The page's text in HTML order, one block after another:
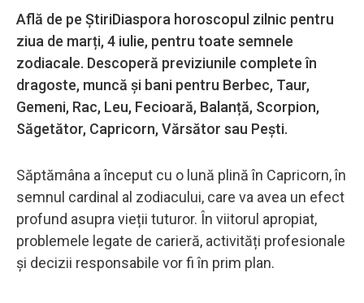
Află de pe ȘtiriDiaspora horoscopul zilnic pentru
ziua de marți, 4 iulie, pentru toate semnele
zodiacale. Descoperă previziunile complete în
dragoste, muncă și bani pentru Berbec, Taur,
Gemeni, Rac, Leu, Fecioară, Balanță, Scorpion,
Săgetător, Capricorn, Vărsător sau Pești.
Săptămâna a început cu o lună plină în Capricorn, în
semnul cardinal al zodiacului, care va avea un efect
profund asupra vieții tuturor. În viitorul apropiat,
problemele legate de carieră, activități profesionale
și decizii responsabile vor fi în prim plan.